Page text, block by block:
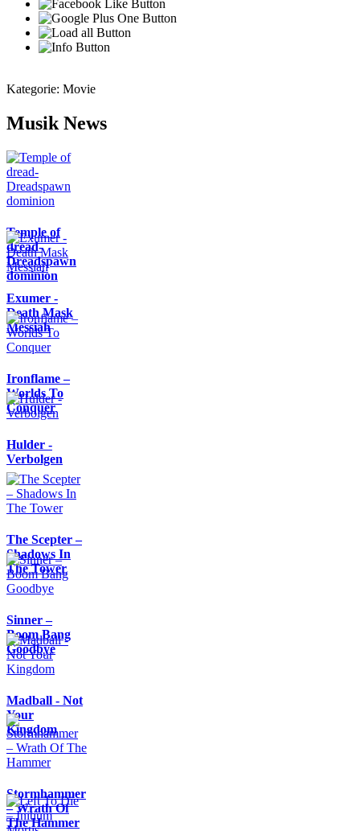
Kategorie: Movie
Musik News
Temple of
dread-
Dreadspawn
dominion
Exumer -
Death Mask
Messiah
Ironflame –
Worlds To
Conquer
Hulder -
Verbolgen
The Scepter –
Shadows In
The Tower
Sinner –
Boom Bang
Goodbye
Madball - Not
Your
Kingdom
Stormhammer
– Wrath Of
The Hammer